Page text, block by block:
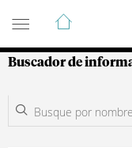
Guía de
Buscador de